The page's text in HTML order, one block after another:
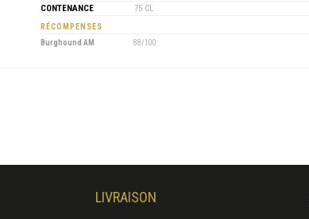
CONTENANCE
75 CL
RÉCOMPENSES
Burghound AM
88/100
LIVRAISON